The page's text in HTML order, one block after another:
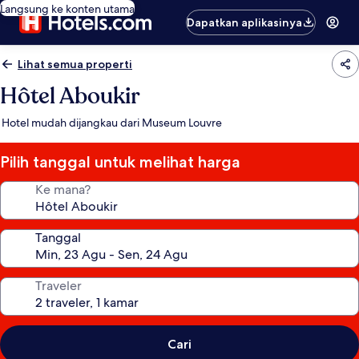
Langsung ke konten utama
Dapatkan aplikasinya
Lihat semua properti
Hôtel Aboukir
Hotel mudah dijangkau dari Museum Louvre
Pilih tanggal untuk melihat harga
Ke mana?
Tanggal
Traveler
Cari